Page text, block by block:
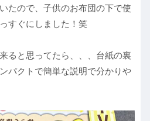
たので、子供のお布団の下で使
すぐにしました！笑
ると思ってたら、、、台紙の裏
パクトで簡単な説明で分かりや